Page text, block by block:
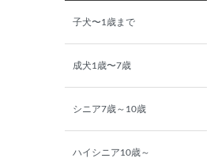
子犬〜1歳まで
成犬1歳〜7歳
シニア7歳～10歳
ハイシニア10歳～